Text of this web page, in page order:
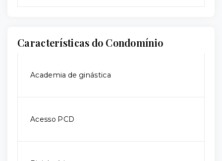
Características do Condomínio
Academia de ginástica
Acesso PCD